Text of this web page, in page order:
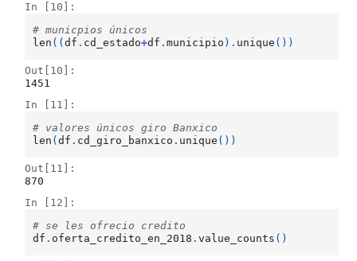
In [10]:
# municpios únicos
len ((df . cd_estado+df .municipio ) . unique ())
Out[10]:
1451
In [11]:
# valores únicos giro Banxico
len (df . cd_giro_banxico . unique ())
Out[11]:
870
In [12]:
# se les ofrecio credito
df . oferta_credito_en_2018 .value_counts ()